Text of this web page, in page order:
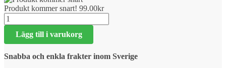
Produkt kommer snart! 99.00kr
Produkt
kommer
snart!
mängd
Lägg till i varukorg
Snabba och enkla frakter inom Sverige